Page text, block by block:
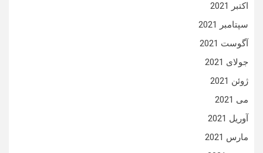
اکتبر 2021
سپتامبر 2021
آگوست 2021
جولای 2021
ژوئن 2021
می 2021
آوریل 2021
مارس 2021